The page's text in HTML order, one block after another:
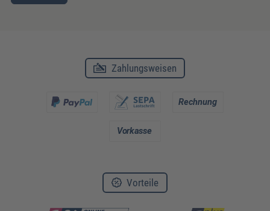
Zahlungsweisen
Vorteile